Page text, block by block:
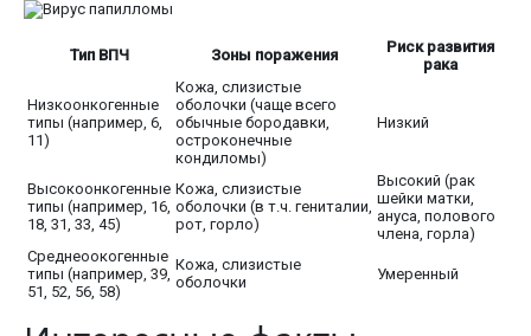
Тип ВПЧ Зоны поражения
Риск развития
рака
Низкоонкогенные
типы (например, 6,
11)
Кожа, слизистые
оболочки (чаще всего
обычные бородавки,
остроконечные
кондиломы)
Низкий
Высокоонкогенные
типы (например, 16,
18, 31, 33, 45)
Кожа, слизистые
оболочки (в т.ч. гениталии,
рот, горло)
Высокий (рак
шейки матки,
ануса, полового
члена, горла)
Среднеоокогенные
типы (например, 39,
51, 52, 56, 58)
Кожа, слизистые
оболочки
Умеренный